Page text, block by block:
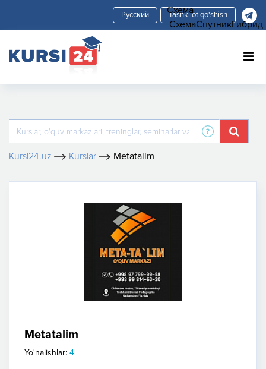
Tashkilot qo'shish
Kursi24.uz Kurslar Metatalim
Metatalim
Yo'nalishlar: 4
Схема
СхемаСпутникГибрид